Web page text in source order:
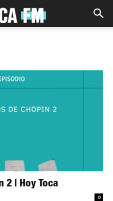
2 | Hoy Toca
0